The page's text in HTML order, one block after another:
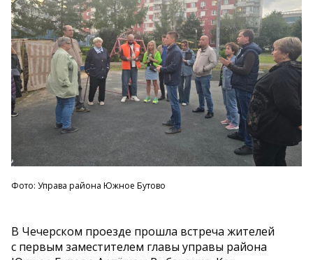
Фото: Управа района Южное Бутово
В Чечерском проезде прошла встреча жителей
с первым заместителем главы управы района